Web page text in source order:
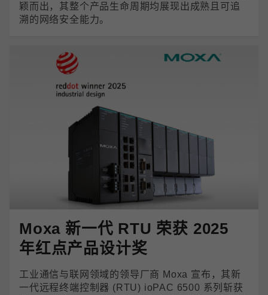
颖而出，其整个产品生命周期均展现出成熟且可追
溯的网络安全能力。
Moxa 新一代 RTU 荣获 2025
年红点产品设计奖
工业通信与联网领域的领导厂商 Moxa 宣布，其新
一代远程终端控制器 (RTU) ioPAC 6500 系列斩获